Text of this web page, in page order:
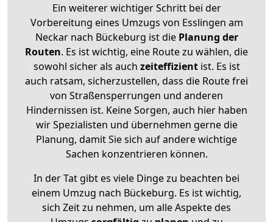
Ein weiterer wichtiger Schritt bei der
Vorbereitung eines Umzugs von Esslingen am
Neckar nach Bückeburg ist diePlanung der
Routen. Es ist wichtig, eine Route zu wählen, die
sowohl sicher als auch zeiteffizientist. Es ist
auch ratsam, sicherzustellen, dass die Route frei
von Straßensperrungen und anderen
Hindernissen ist. Keine Sorgen, auch hier haben
wir Spezialisten und übernehmen gerne die
Planung, damit Sie sich auf andere wichtige
Sachen konzentrieren können.
In der Tat gibt es viele Dinge zu beachten bei
einem Umzug nach Bückeburg. Es ist wichtig,
sich Zeit zu nehmen, um alle Aspekte des